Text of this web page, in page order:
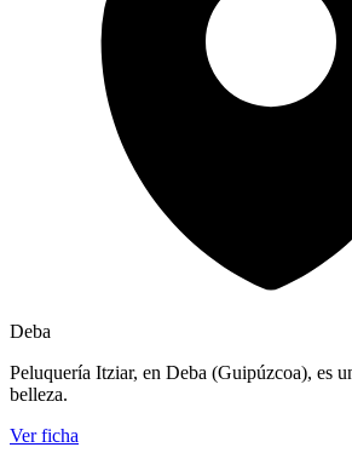
Deba
Peluquería Itziar, en Deba (Guipúzcoa), es
belleza.
Ver ficha